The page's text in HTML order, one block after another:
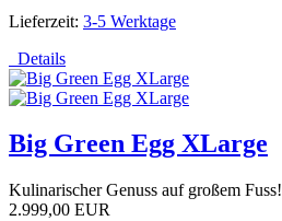
Lieferzeit: 3-5 Werktage
Details
Big Green Egg XLarge
Kulinarischer Genuss auf großem Fuss!
2.999,00 EUR